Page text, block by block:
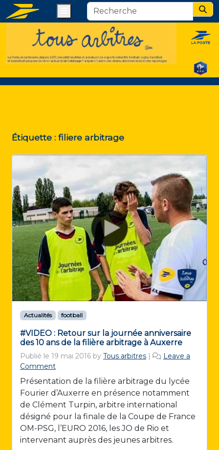
Étiquette : filiere arbitrage
Actualités football
#VIDEO : Retour sur la journée anniversaire
des 10 ans de la filière arbitrage à Auxerre
Publié le 19 mai 2016 by Tous arbitres |
Leave a
Comment
Présentation de la filière arbitrage du lycée
Fourier d’Auxerre en présence notamment
de Clément Turpin, arbitre international
désigné pour la finale de la Coupe de France
OM-PSG, l’EURO 2016, les JO de Rio et
intervenant auprès des jeunes arbitres.